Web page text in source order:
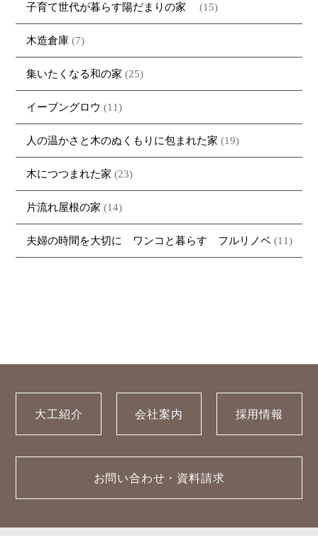
子育て世代が暮らす陽だまりの家 (15)
木造倉庫 (7)
集いたくなる和の家 (25)
イーブングロウ (11)
人の温かさと木のぬくもりに包まれた家 (19)
木につつまれた家 (23)
片流れ屋根の家 (14)
夫婦の時間を大切に ワンコと暮らす フルリノベ (11)
大工紹介 会社案内 採用情報
お問い合わせ・資料請求